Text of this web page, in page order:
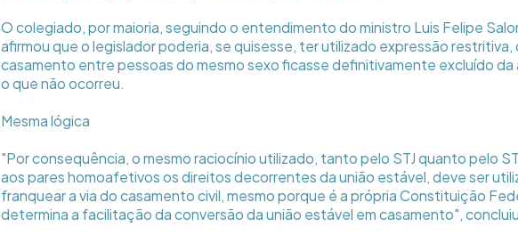
O colegiado, por maioria, seguindo o entendimento do ministro Luis Felipe
afirmou que o legislador poderia, se quisesse, ter utilizado expressão restritiva,
casamento entre pessoas do mesmo sexo ficasse definitivamente excluído da
o que não ocorreu.
Mesma lógica
"Por consequência, o mesmo raciocínio utilizado, tanto pelo STJ quanto pelo
aos pares homoafetivos os direitos decorrentes da união estável, deve ser
franquear a via do casamento civil, mesmo porque é a própria Constituição
determina a facilitação da conversão da união estável em casamento",